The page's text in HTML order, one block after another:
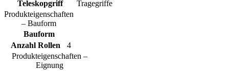
Teleskopgriff
Tragegriffe
Produkteigenschaften
– Bauform
Bauform
Anzahl Rollen
4
Produkteigenschaften –
Eignung